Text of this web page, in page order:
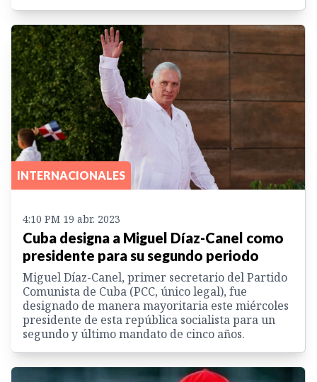
INTERNACIONALES
4:10 PM 19 abr. 2023
Cuba designa a Miguel Díaz-Canel como
presidente para su segundo periodo
Miguel Díaz-Canel, primer secretario del Partido
Comunista de Cuba (PCC, único legal), fue
designado de manera mayoritaria este miércoles
presidente de esta república socialista para un
segundo y último mandato de cinco años.